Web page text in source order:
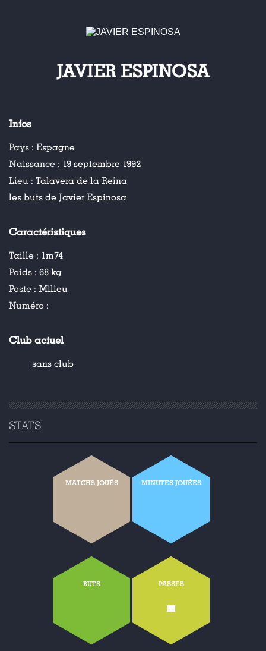
JAVIER ESPINOSA
Infos
Pays : Espagne
Naissance : 19 septembre 1992
Lieu : Talavera de la Reina
les buts de Javier Espinosa
Caractéristiques
Taille : 1m74
Poids : 68 kg
Poste : Milieu
Numéro :
Club actuel
sans club
STATS
MATCHS JOUÉS MINUTES JOUÉES
BUTS PASSES
-